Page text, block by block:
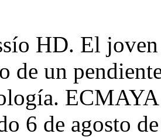
HD. El
de un
6 de agosto